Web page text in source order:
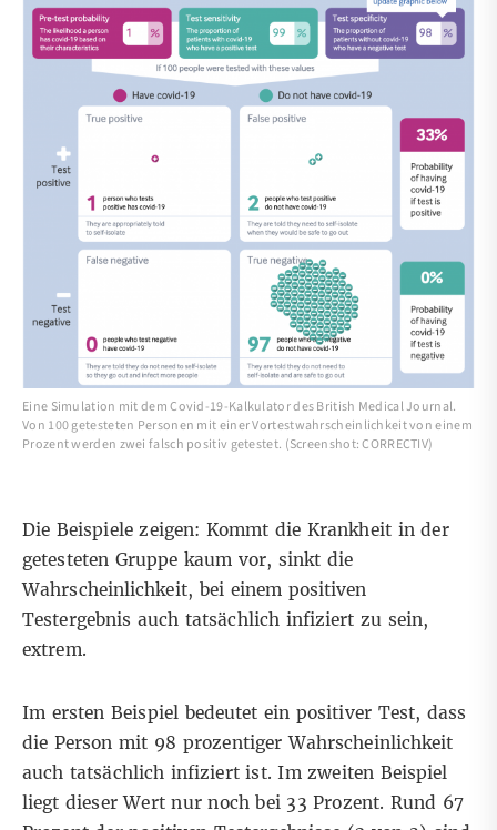
Eine Simulation mit dem Covid-19-Kalkulator des British Medical Journal.
Von 100 getesteten Personen mit einer Vortestwahrscheinlichkeit von einem
Prozent werden zwei falsch positiv getestet. (Screenshot: CORRECTIV)
Die Beispiele zeigen: Kommt die Krankheit in der
getesteten Gruppe kaum vor, sinkt die
Wahrscheinlichkeit, bei einem positiven
Testergebnis auch tatsächlich infiziert zu sein,
extrem.
Im ersten Beispiel bedeutet ein positiver Test, dass
die Person mit 98 prozentiger Wahrscheinlichkeit
auch tatsächlich infiziert ist. Im zweiten Beispiel
liegt dieser Wert nur noch bei 33 Prozent. Rund 67